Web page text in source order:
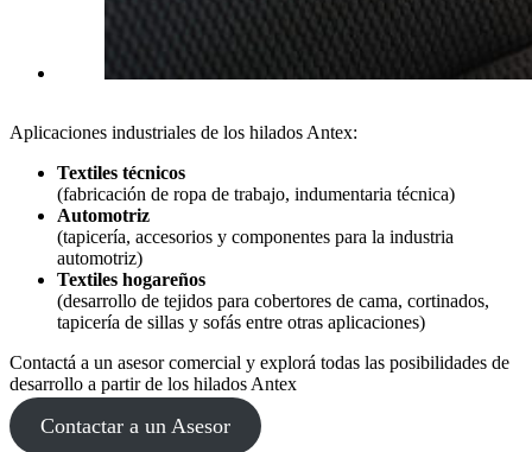
Aplicaciones industriales de los hilados Antex:
Textiles técnicos
(fabricación de ropa de trabajo, indumentaria técnica)
Automotriz
(tapicería, accesorios y componentes para la industria
automotriz)
Textiles hogareños
(desarrollo de tejidos para cobertores de cama, cortinados,
tapicería de sillas y sofás entre otras aplicaciones)
Contactá a un asesor comercial y explorá todas las posibilidades de
desarrollo a partir de los hilados Antex
Contactar a un Asesor